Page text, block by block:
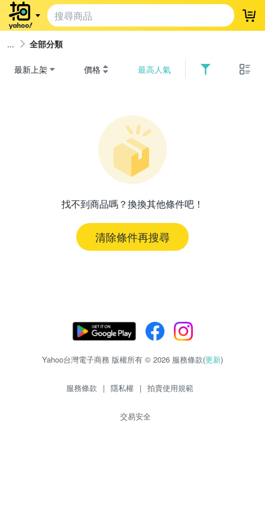
登
全部分類
最新上架 價格 最高人氣
找不到商品嗎？換換其他條件吧！
清除條件再搜尋
Yahoo台灣電子商務 版權所有 © 2026 服務條款(更新)
服務條款 | 隱私權 | 拍賣使用規範
交易安全